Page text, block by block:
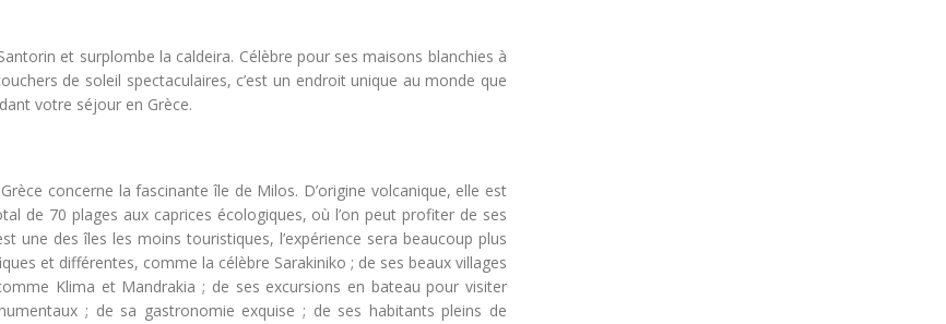
et surplombe la caldeira. Célèbre pour ses maisons blanchies à
de soleil spectaculaires, c’est un endroit unique au monde que
votre séjour en Grèce.
concerne la fascinante île de Milos. D’origine volcanique, elle est
de 70 plages aux caprices écologiques, où l’on peut profiter de ses
une des îles les moins touristiques, l’expérience sera beaucoup plus
et différentes, comme la célèbre Sarakiniko ; de ses beaux villages
Klima et Mandrakia ; de ses excursions en bateau pour visiter
; de sa gastronomie exquise ; de ses habitants pleins de